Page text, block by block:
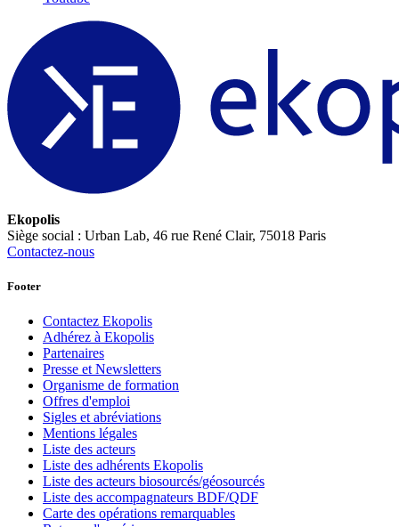
Ekopolis
Siège social : Urban Lab, 46 rue René Clair, 75018 Paris
Contactez-nous
Footer
Contactez Ekopolis
Adhérez à Ekopolis
Partenaires
Presse et Newsletters
Organisme de formation
Offres d'emploi
Sigles et abréviations
Mentions légales
Liste des acteurs
Liste des adhérents Ekopolis
Liste des acteurs biosourcés/géosourcés
Liste des accompagnateurs BDF/QDF
Carte des opérations remarquables